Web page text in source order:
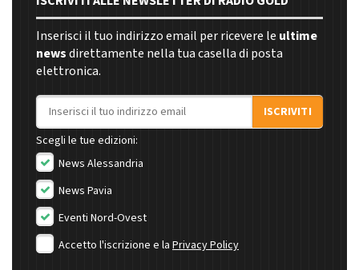
Inserisci il tuo indirizzo email per ricevere le ultime
newsdirettamente nella tua casella di posta
elettronica.
Indirizzo email
ISCRIVITI
Scegli le tue edizioni:
News Alessandria
News Pavia
Eventi Nord-Ovest
Accetto l'iscrizione e la Privacy Policy